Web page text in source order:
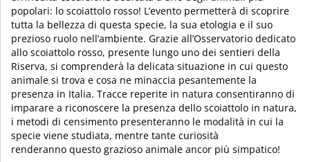
popolari: lo scoiattolo rosso! L’evento permetterà di scoprire
tutta la bellezza di questa specie, la sua etologia e il suo
prezioso ruolo nell’ambiente. Grazie all’Osservatorio dedicato
allo scoiattolo rosso, presente lungo uno dei sentieri della
Riserva, si comprenderà la delicata situazione in cui questo
animale si trova e cosa ne minaccia pesantemente la
presenza in Italia. Tracce reperite in natura consentiranno di
imparare a riconoscere la presenza dello scoiattolo in natura,
i metodi di censimento presenteranno le modalità in cui la
specie viene studiata, mentre tante curiosità
renderanno questo grazioso animale ancor più simpatico!